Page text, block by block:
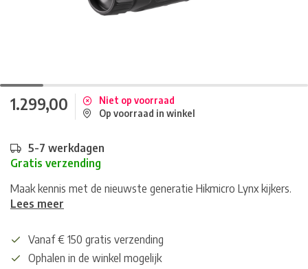
1.299,00
Niet op voorraad
Op voorraad in winkel
5-7 werkdagen
Gratis verzending
Maak kennis met de nieuwste generatie Hikmicro Lynx kijkers.
Lees meer
Vanaf € 150 gratis verzending
Ophalen in de winkel mogelijk